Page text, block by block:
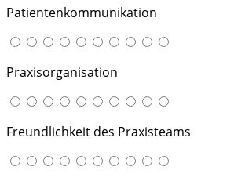
Patientenkommunikation
Praxisorganisation
Freundlichkeit des Praxisteams